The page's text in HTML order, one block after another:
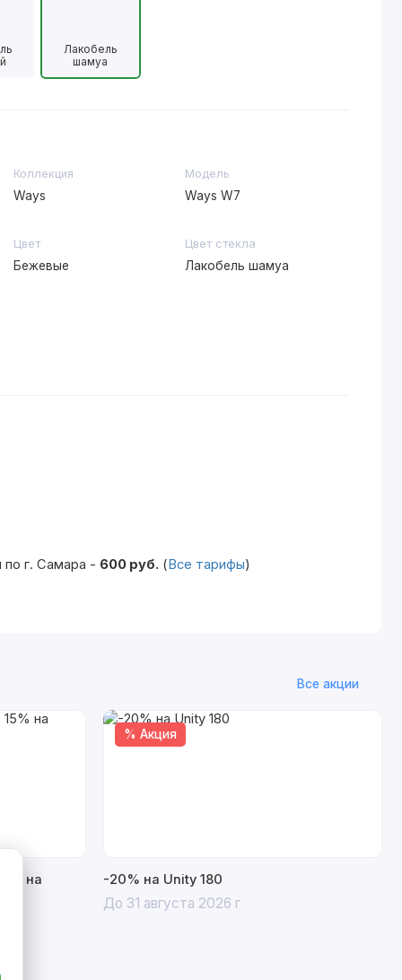
Лакобель
шамуа
Коллекция
Ways
Модель
Ways W7
Цвет
Бежевые
Цвет стекла
Лакобель шамуа
г. Самара - 600 руб. (Все тарифы)
Все акции
на
% Акция
-20% на Unity 180
До 31 августа 2026 г